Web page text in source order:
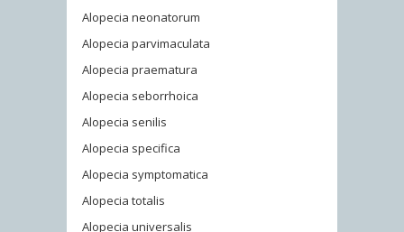
Alopecia neonatorum
Alopecia parvimaculata
Alopecia praematura
Alopecia seborrhoica
Alopecia senilis
Alopecia specifica
Alopecia symptomatica
Alopecia totalis
Alopecia universalis